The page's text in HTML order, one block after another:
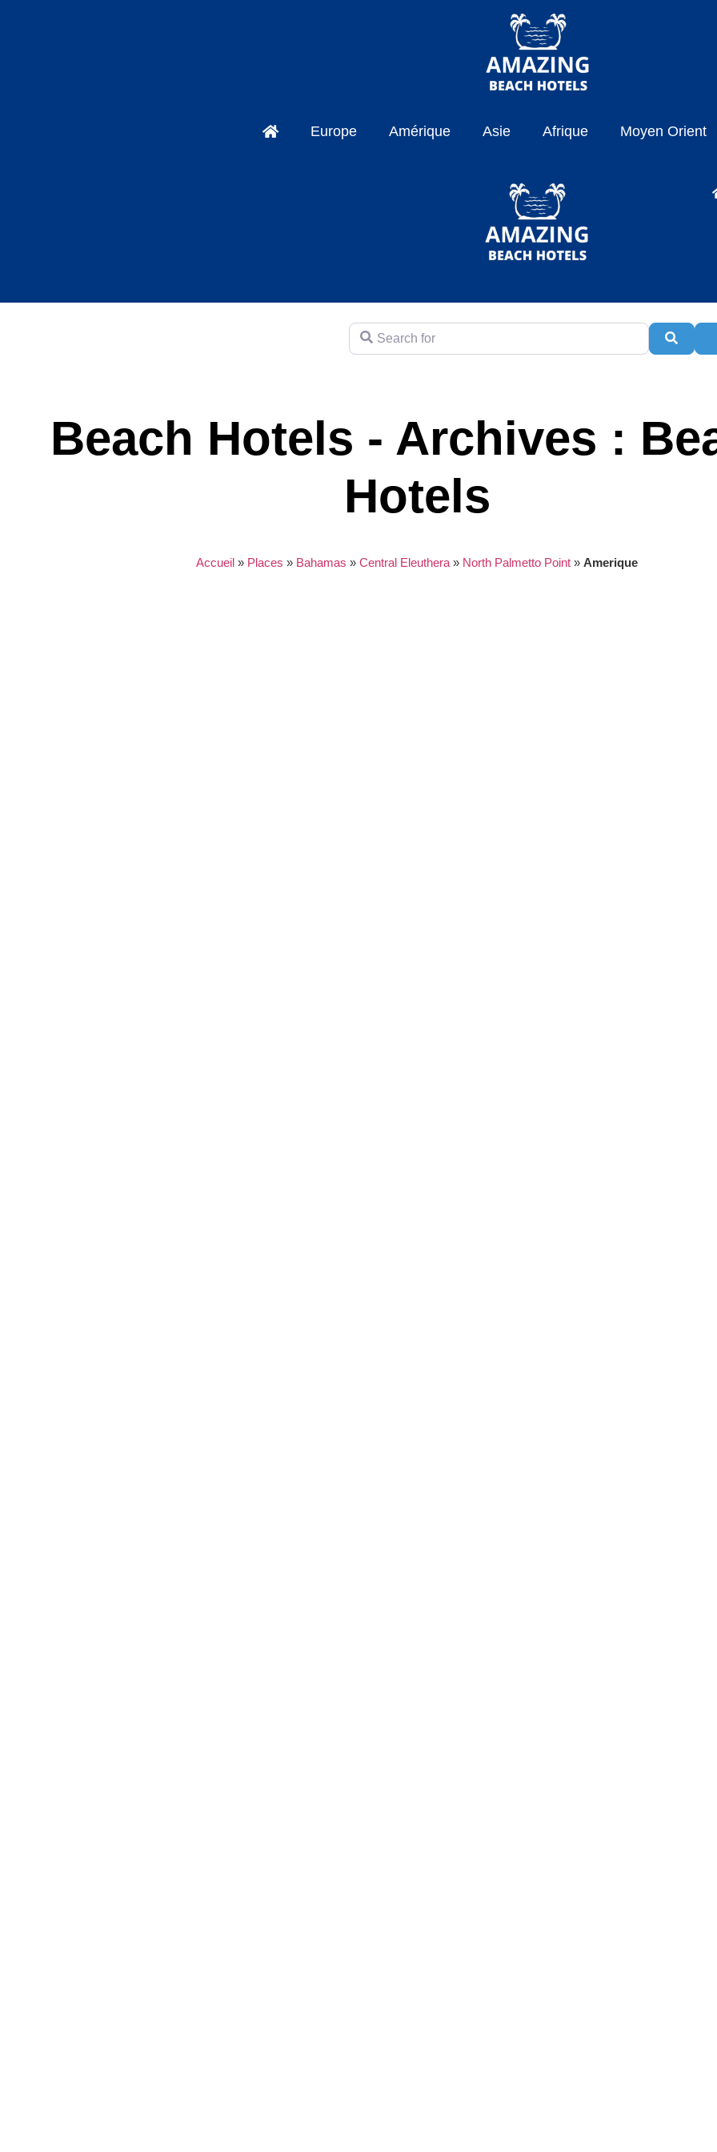
Europe Amérique Asie Afrique Moyen Orient
Search for
Beach Hotels - Archives :
Hotels
Accueil » Places » Bahamas »Central Eleuthera » North Palmetto Point »Amerique